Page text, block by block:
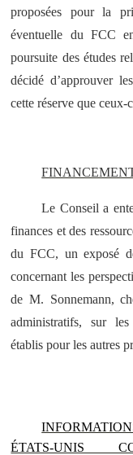
proposées pour la
éventuelle du FCC
poursuite des études
décidé d’approuver
cette réserve que ceux-
Le Conseil a
finances et des
du FCC, un exposé
concernant les
de M. Sonnemann,
administratifs, sur
établis pour les autres
ÉTATS-UNIS